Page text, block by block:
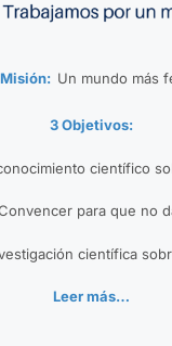
Misión: Un mundo más
3 Objetivos:
científico
para que no
científica
Leer más…